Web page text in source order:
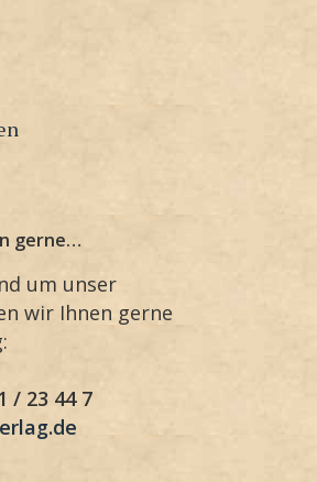
gerne…
um unser
wir Ihnen gerne
/ 23 44 7